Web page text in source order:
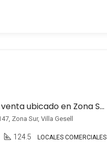
Local comercial en venta ubicado en Zona Sur
Zona Sur, Villa Gesell
124.5 LOCALES COMERCIALES